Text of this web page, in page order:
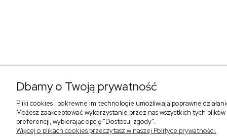
Dbamy o Twoją prywatność
Pliki cookies i pokrewne im technologie umożliwiają poprawne
Możesz zaakceptować wykorzystanie przez nas wszystkich tych
preferencji, wybierając opcję "Dostosuj zgody".
Więcej o plikach cookies przeczytasz w naszej Polityce prywatności.